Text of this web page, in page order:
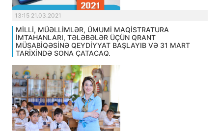
13:15 21.03.2021
MİLLİ, MÜƏLLİMLƏR, ÜMUMİ MAQİSTRATURA
İMTAHANLARI, TƏLƏBƏLƏR ÜÇÜN QRANT
MÜSABİQƏSİNƏ QEYDİYYAT BAŞLAYIB VƏ 31 MART
TARİXİNDƏ SONA ÇATACAQ.